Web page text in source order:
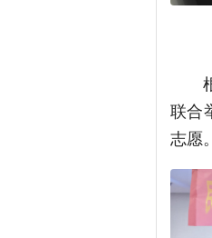
联合
志愿。